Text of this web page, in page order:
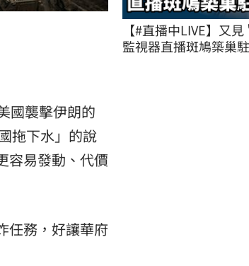
國襲擊伊朗的
拖下水」的說
容易發動、代價
任務，好讓華府
【#直播中LIVE】又
監視器直播斑鳩築巢